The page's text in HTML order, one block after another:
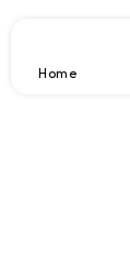
Home